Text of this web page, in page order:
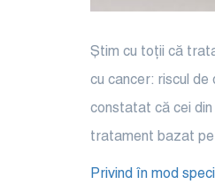
Știm cu toții că
cu cancer: riscul
constatat că cei din
tratament bazat pe
Privind în mod